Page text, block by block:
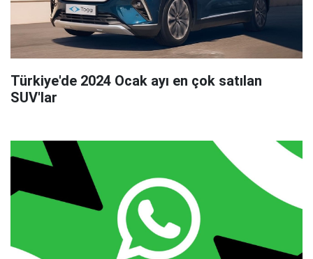
Türkiye'de 2024 Ocak ayı en çok satılan
SUV'lar